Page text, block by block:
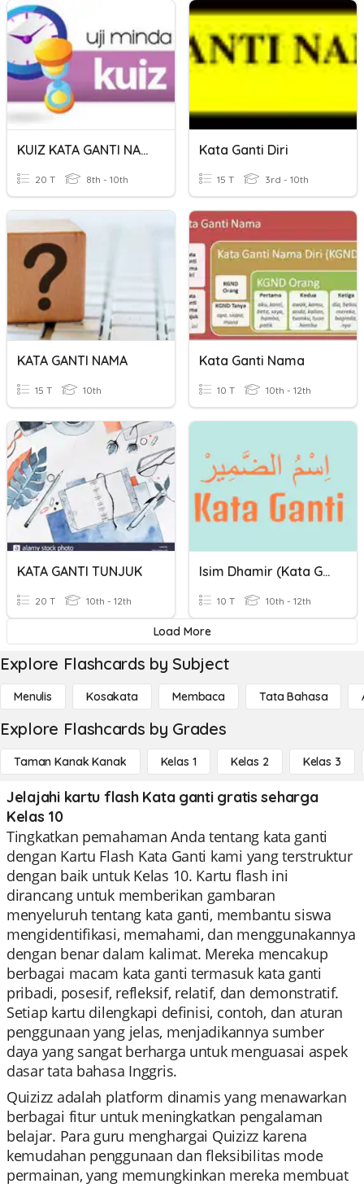
KUIZ KATA GANTI NAMA
20 T 8th - 10th
Kata Ganti Diri
15 T 3rd - 10th
KATA GANTI NAMA
15 T 10th
Kata Ganti Nama
10 T 10th - 12th
KATA GANTI TUNJUK
20 T 10th - 12th
Isim Dhamir (Kata Ganti)
10 T 10th - 12th
Load More
Explore Flashcards by Subject
Menulis Kosakata Membaca Tata Bahasa
Explore Flashcards by Grades
Taman Kanak Kanak Kelas 1 Kelas 2 Kelas 3
Jelajahi kartu flash Kata ganti gratis seharga
Kelas 10
Tingkatkan pemahaman Anda tentang kata ganti
dengan Kartu Flash Kata Ganti kami yang terstruktur
dengan baik untuk Kelas 10. Kartu flash ini
dirancang untuk memberikan gambaran
menyeluruh tentang kata ganti, membantu siswa
mengidentifikasi, memahami, dan menggunakannya
dengan benar dalam kalimat. Mereka mencakup
berbagai macam kata ganti termasuk kata ganti
pribadi, posesif, refleksif, relatif, dan demonstratif.
Setiap kartu dilengkapi definisi, contoh, dan aturan
penggunaan yang jelas, menjadikannya sumber
daya yang sangat berharga untuk menguasai aspek
dasar tata bahasa Inggris.
Quizizz adalah platform dinamis yang menawarkan
berbagai fitur untuk meningkatkan pengalaman
belajar. Para guru menghargai Quizizz karena
kemudahan penggunaan dan fleksibilitas mode
permainan, yang memungkinkan mereka membuat